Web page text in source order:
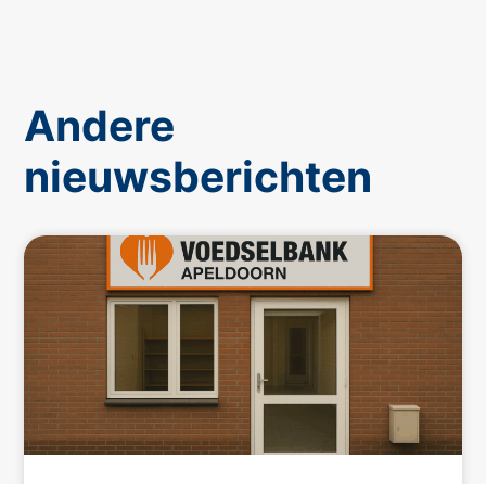
Andere
nieuwsberichten